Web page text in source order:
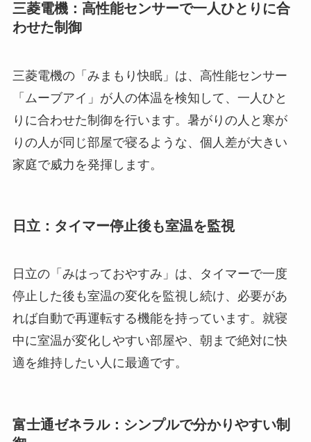
三菱電機：高性能センサーで一人ひとりに合
わせた制御
三菱電機の「みまもり快眠」は、高性能センサー
「ムーブアイ」が人の体温を検知して、一人ひと
りに合わせた制御を行います。暑がりの人と寒が
りの人が同じ部屋で寝るような、個人差が大きい
家庭で威力を発揮します。
日立：タイマー停止後も室温を監視
日立の「みはっておやすみ」は、タイマーで一度
停止した後も室温の変化を監視し続け、必要があ
れば自動で再運転する機能を持っています。就寝
中に室温が変化しやすい部屋や、朝まで絶対に快
適を維持したい人に最適です。
富士通ゼネラル：シンプルで分かりやすい制